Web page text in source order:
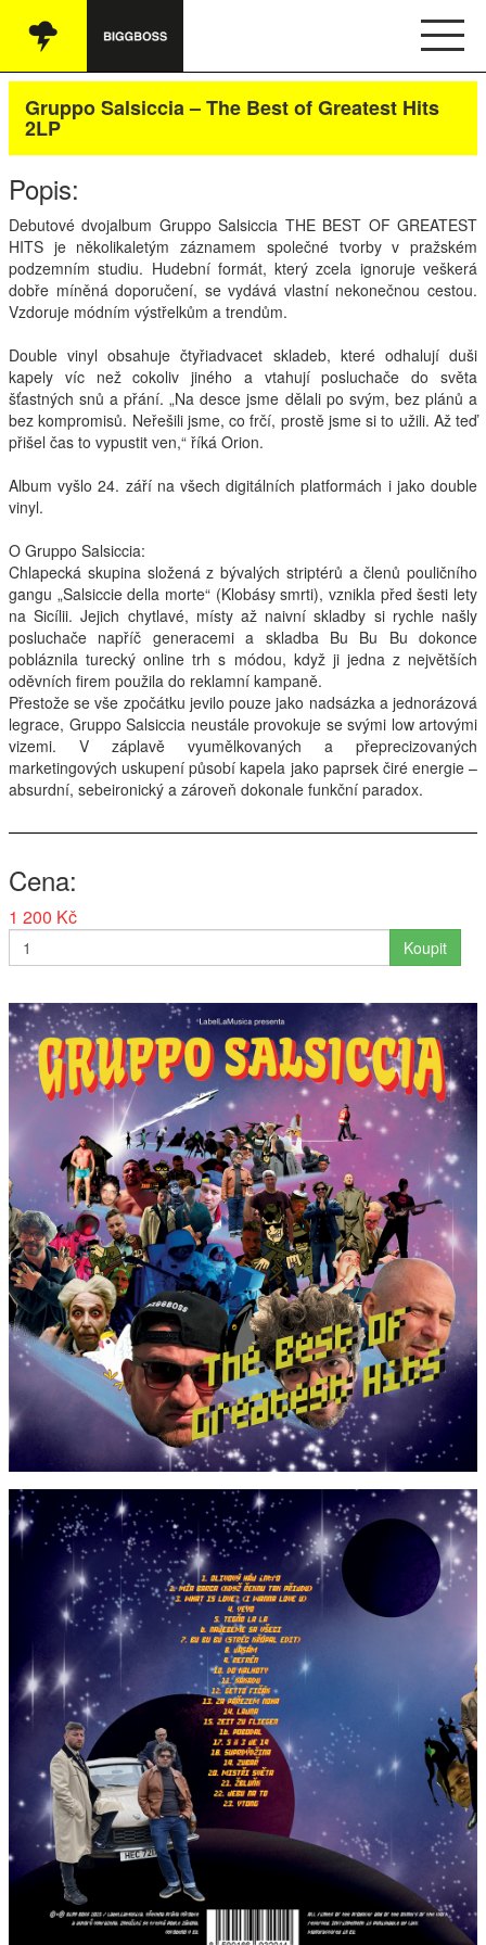
Vše
Audio
Oblečení
Knihy
Ostatní
English
Obchodní podmínky
Interpreti
Gruppo Salsiccia – The Best of Greatest Hits
2LP
Popis:
Debutové dvojalbum Gruppo Salsiccia THE BEST OFGREATEST
HITS je několikaletým záznamem společné tvorby v pražském
podzemním studiu. Hudební formát, který zcela ignoruje veškerá
dobře míněná doporučení, se vydává vlastní nekonečnou cestou.
Vzdoruje módním výstřelkům a trendům.
Double vinyl obsahuje čtyřiadvacet skladeb, které odhalují duši
kapely víc než cokoliv jiného a vtahují posluchače do světa
šťastných snů a přání. „Na desce jsme dělali po svým, bez plánů a
bez kompromisů. Neřešili jsme, co frčí, prostě jsme si to užili. Až teď
přišel čas to vypustit ven,“ říká Orion.
Album vyšlo 24. září na všech digitálních platformách i jako double
vinyl.
O Gruppo Salsiccia:
Chlapecká skupina složená z bývalých striptérů a členů pouličního
gangu „Salsiccie della morte“ (Klobásy smrti), vznikla před šesti lety
na Sicílii. Jejich chytlavé, místy až naivní skladby si rychle našly
posluchače napříč generacemi a skladba Bu Bu Bu dokonce
pobláznila turecký online trh s módou, když ji jedna z největších
oděvních firem použila do reklamní kampaně.
Přestože se vše zpočátku jevilo pouze jako nadsázka a jednorázová
legrace, Gruppo Salsiccia neustále provokuje se svými low artovými
vizemi. V záplavě vyumělkovaných a přeprecizovaných
marketingových uskupení působí kapela jako paprsek čiré energie –
absurdní, sebeironický a zároveň dokonale funkční paradox.
Cena
1 200 Kč
Koupit